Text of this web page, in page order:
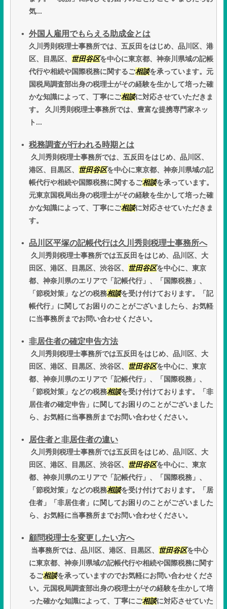
気...
外国人雇用でもらえる助成金とは
久川秀則税理士事務所では、五反田をはじめ、品川区、港
区、目黒区、
世田谷区を中心に東京都、神奈川県域の記帳
代行や相続や国際税務に関するご相談を承っています。元
国税局調査部出身の税理士がその経験を生かして培った確
かな知識によって、丁寧にご相談に対応させていただきま
す。 久川秀則税理士事務所では、豊富な提携専門家ネッ
ト...
税務調査が行われる時期とは
久川秀則税理士事務所では、五反田をはじめ、品川区、
港区、目黒区、
世田谷区を中心に東京都、神奈川県域の記
帳代行や相続や国際税務に関するご相談を承っています。
元東京国税局出身の税理士がその経験を生かして培った確
かな知識によって、丁寧にご相談に対応させていただきま
す。
品川区平塚の記帳代行は久川秀則税理士事務所へ
久川秀則税理士事務所では五反田をはじめ、品川区、大
田区、港区、目黒区、渋谷区、
世田谷区を中心に、東京
都、神奈川県のエリアで「記帳代行」、「国際税務」、
「節税対策」などの税務相談を受け付けております。「記
帳代行」に関してお困りのことがございましたら、お気軽
に当事務所までお問い合わせください。
非居住者の確定申告方法
久川秀則税理士事務所では五反田をはじめ、品川区、大
田区、港区、目黒区、渋谷区、
世田谷区を中心に、東京
都、神奈川県のエリアで「記帳代行」、「国際税務」、
「節税対策」などの税務相談を受け付けております。「非
居住者の確定申告」に関してお困りのことがございました
ら、お気軽に当事務所までお問い合わせください。
居住者と非居住者の違い
久川秀則税理士事務所では五反田をはじめ、品川区、大
田区、港区、目黒区、渋谷区、
世田谷区を中心に、東京
都、神奈川県のエリアで「記帳代行」、「国際税務」、
「節税対策」などの税務相談を受け付けております。「居
住者」「非居住者」に関してお困りのことがございました
ら、お気軽に当事務所までお問い合わせください。
顧問税理士を変更したい方へ
当事務所では、品川区、港区、目黒区、 世田谷区を中心
に東京都、神奈川県域の記帳代行や相続や国際税務に関す
るご相談を承っていますのでお気軽にお問い合わせくださ
い。元国税局調査部出身の税理士がその経験を生かして培
った確かな知識によって、丁寧にご相談に対応させていた